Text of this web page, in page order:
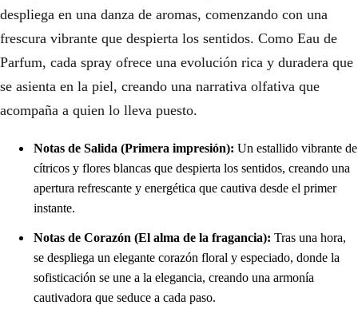
despliega en una danza de aromas, comenzando con una
frescura vibrante que despierta los sentidos. Como Eau de
Parfum, cada spray ofrece una evolución rica y duradera que
se asienta en la piel, creando una narrativa olfativa que
acompaña a quien lo lleva puesto.
Notas de Salida (Primera impresión): Un estallido vibrante de
cítricos y flores blancas que despierta los sentidos, creando una
apertura refrescante y energética que cautiva desde el primer
instante.
Notas de Corazón (El alma de la fragancia): Tras una hora,
se despliega un elegante corazón floral y especiado, donde la
sofisticación se une a la elegancia, creando una armonía
cautivadora que seduce a cada paso.